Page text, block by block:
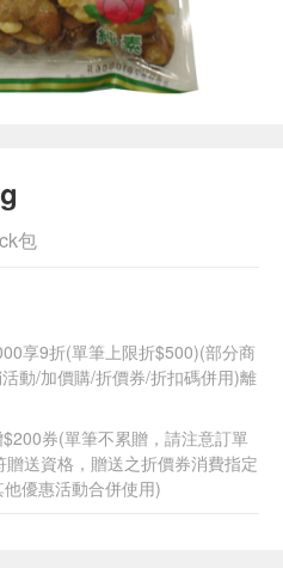
包
享9折(單筆上限折$500)(部分商
動/加價購/折價券/折扣碼併用)離
券(單筆不累贈，請注意訂單
送資格，贈送之折價券消費指定
優惠活動合併使用)